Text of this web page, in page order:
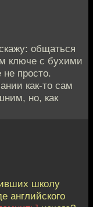
общаться
ключе с бухими
просто.
как-то сам
но, как
школу
английского